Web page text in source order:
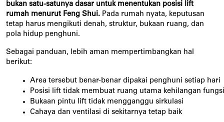
bukan satu-satunya dasar untuk menentukan posisi lift
rumah menurut Feng Shui. Pada rumah nyata, keputusan
tetap harus mengikuti denah, struktur, bukaan ruang, dan
pola hidup penghuni.
Sebagai panduan, lebih aman mempertimbangkan hal
berikut:
Area tersebut benar-benar dipakai penghuni setiap hari
Posisi lift tidak membuat ruang utama kehilangan fungsi
Bukaan pintu lift tidak mengganggu sirkulasi
Cahaya dan ventilasi di sekitarnya tetap baik